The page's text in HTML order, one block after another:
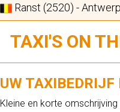
Ranst (2520) -
TAXI'S ON
UW TAXIBEDRIJF
Kleine en korte